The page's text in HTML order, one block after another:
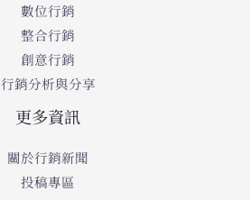
數位行銷
整合行銷
創意行銷
行銷分析與分享
更多資訊
關於行銷新聞
投稿專區